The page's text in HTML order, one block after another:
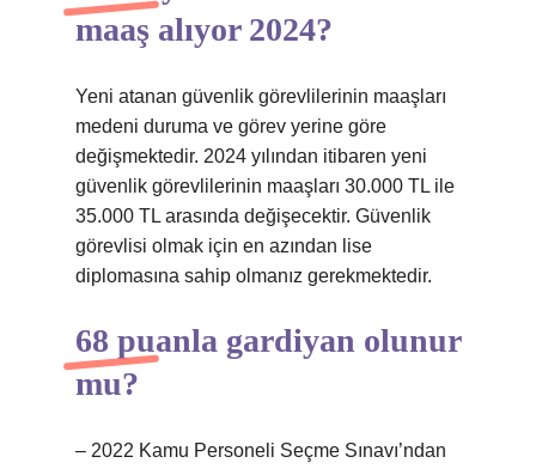
maaş alıyor 2024?
Yeni atanan güvenlik görevlilerinin maaşları
medeni duruma ve görev yerine göre
değişmektedir. 2024 yılından itibaren yeni
güvenlik görevlilerinin maaşları 30.000 TL ile
35.000 TL arasında değişecektir. Güvenlik
görevlisi olmak için en azından lise
diplomasına sahip olmanız gerekmektedir.
68 puanla gardiyan olunur
mu?
– 2022 Kamu Personeli Seçme Sınavı’ndan